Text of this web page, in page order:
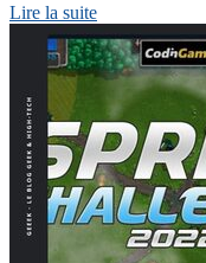
Lire la suite